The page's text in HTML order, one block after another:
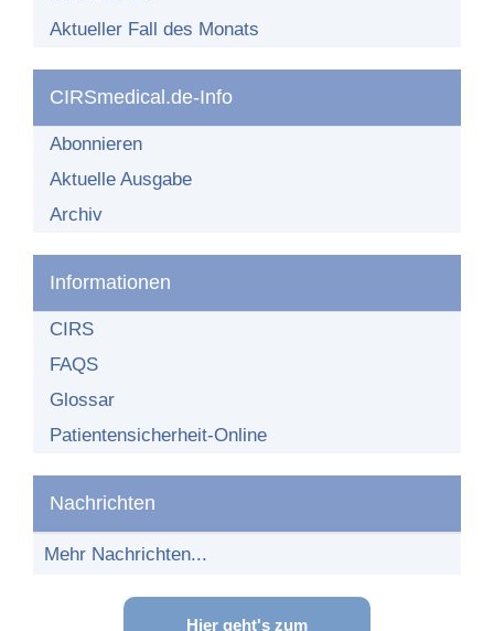
Nach dem Bericht
DAS NETZWERK
Organisationsstruktur
Teilnehmende Einrichtungen
Teilnehmer-Bereich
Teilnahme am Netzwerk
Aktueller Fall des Monats
CIRSmedical.de-Info
Abonnieren
Aktuelle Ausgabe
Archiv
Informationen
CIRS
FAQS
Glossar
Patientensicherheit-Online
Nachrichten
Mehr Nachrichten...
Hier geht's zum